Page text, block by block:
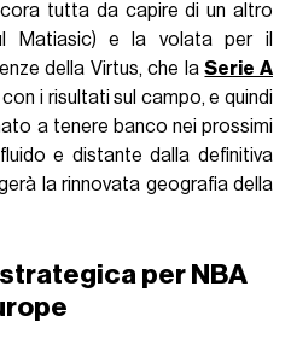
tutta da capire di un altro
Matiasic) e la volata per il
della Virtus, che laSerie A
i risultati sul campo, e quindi
a tenere banco nei prossimi
e distante dalla definitiva
la rinnovata geografia della
per NBA